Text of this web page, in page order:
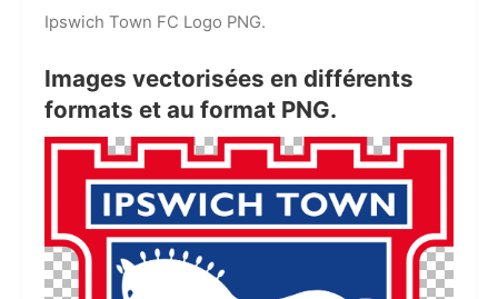
Ipswich Town FC Logo PNG.
Images vectorisées en différents
formats et au format PNG.